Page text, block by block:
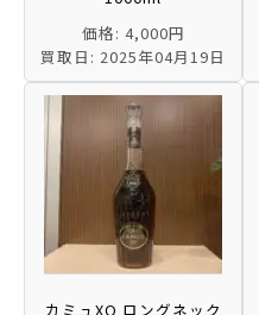
価格: 4,000円
買取日: 2025年04月19日
カミュXO ロングネック